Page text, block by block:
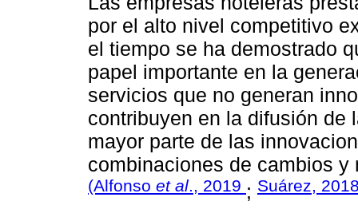
por el alto nivel competitivo
el tiempo se ha demostrado
papel importante en la
servicios que no generan
contribuyen en la difusión de
mayor parte de las
combinaciones de cambios
(Alfonso et al., 2019 ; Suárez,